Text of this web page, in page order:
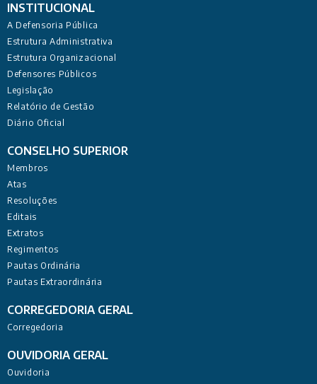
INSTITUCIONAL
A Defensoria Pública
Estrutura Administrativa
Estrutura Organizacional
Defensores Públicos
Legislação
Relatório de Gestão
Diário Oficial
CONSELHO SUPERIOR
Membros
Atas
Resoluções
Editais
Extratos
Regimentos
Pautas Ordinária
Pautas Extraordinária
CORREGEDORIA GERAL
Corregedoria
OUVIDORIA GERAL
Ouvidoria